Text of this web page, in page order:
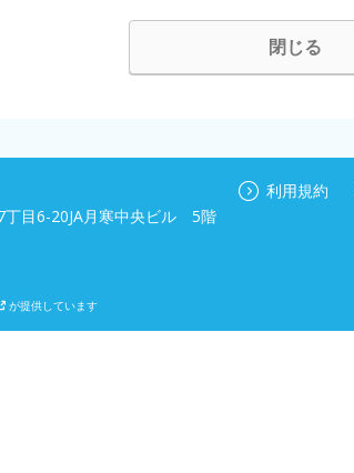
閉じる
丁目6-20JA月寒中央ビル 5階
利用規約
が提供しています